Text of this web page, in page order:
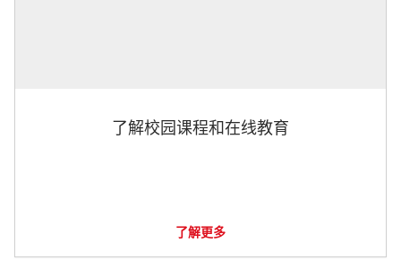
了解校园课程和在线教育
了解更多